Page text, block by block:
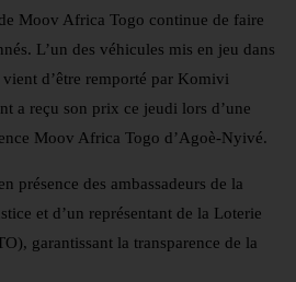
Moov Africa Togo continue de faire
L’un des véhicules mis en jeu dans
d’être remporté par Komivi
a reçu son prix ce jeudi lors d’une
Moov Africa Togo d’Agoè-Nyivé.
présence des ambassadeurs de la
et d’un représentant de la Loterie
garantissant la transparence de la